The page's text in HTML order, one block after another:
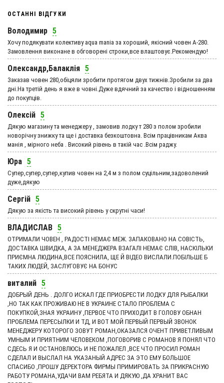
ОСТАННІ ВІДГУКИ
Володимир 5
Хочу подякувати колективу aqua mania за хороший, якісний човен А-280.
Замовлення виконане в обговорені строки,все влаштовує.Рекомендую!
Олександр,Балаклія 5
Заказав човен 280,обіцяли зробити протягом двух тижнів.Зробили за два
дні.На третій день я вже в човні.Дуже вдячний за качество і відношенням
до покупців.
Олексій 5
Дякую магазину та менеджеру , замовив лодку т 280 з полом зробили
новорічну знижку та ще і доставка безкоштовна. Всім працівникам Аква
манія , мірного неба . Високий рівень в такій час .Всім раджу.
Юра 5
Супер,супер,супер,купив човен на 2,4 м з полом суцільним,задоволений
дуже,дякую
Сергій 5
Дякую за якість та високий рівень у скрутні часи!
ВЛАДИСЛАВ 5
ОТРИМАЛИ ЧОВЕН , РАДОСТІ НЕМАЄ МЕЖ. ЗАПАКОВАНО НА СОВІСТЬ,
ДОСТАВКА ШВИДКА, А ЗА МЕНЕДЖЕРА ВЗАГАЛІ НЕМАЄ СЛІВ, НАСКІЛЬКИ
ПРИЄМНА ЛЮДИНА,ВСЕ ПОЯСНИЛА, ЩЕ Й ВІДЕО ВИСЛАЛИ.ПОБІЛЬШЕ Б
ТАКИХ ЛЮДЕЙ, ЗАСЛУГОВУЄ НА БОНУС
виталий 5
ДОБРЫЙ ДЕНЬ . ДОЛГО ИСКАЛ ГДЕ ПРИОБРЕСТИ ЛОДКУ ДЛЯ РЫБАЛКИ
,НО ТАК КАК ПРОЖИВАЮ НЕ В УКРАИНЕ СТАЛО ПРОБЛЕМА С
ПОКУПКОЙ,ЗНАЯ УКРАИНУ ,ПЕРВОЕ ЧТО ПРИХОДИТ В ГОЛОВУ ОБНАН
ПРОБЛЕМА ПЕРЕСЫЛКИ И ТД, И ВОТ МОЙ ПЕРВЫЙ ПЕРВЫЙ ЗВОНОК
МЕНЕДЖЕРУ КОТОРОГО ЗОВУТ РОМАН,ОКАЗАЛСЯ ОЧЕНТ ПРИВЕТЛИВЫМ
УМНЫМ И ПРИЯТНИМ ЧЕЛОВЕКОМ ,ПОГОВОРИВ С РОМАНОВ Я ПОНЯЛ ЧТО
СДЕСЬ Я И ОСТАНОВЛЮСЬ И НЕ ПОЖАЛЕЛ ,ВСЕ ЧТО ПРОСИЛ РОМАН
СДЕЛАЛ И ВЫСЛАЛ НА УКАЗАНЫЙ АДРЕС ЗА ЭТО ЕМУ БОЛЬШОЕ
СПАСИБО ,ПРОШУ ДЕРЕКТОРА ФИРМЫ ПРИМИРОВАТЬ ЗА ПРИКРАСНУЮ
РАБОТУ РОМАНА,УДАЧИ ВАМ РЕБЯТА И ДЯКУЮ ,ДА ХРАНИТ ВАС